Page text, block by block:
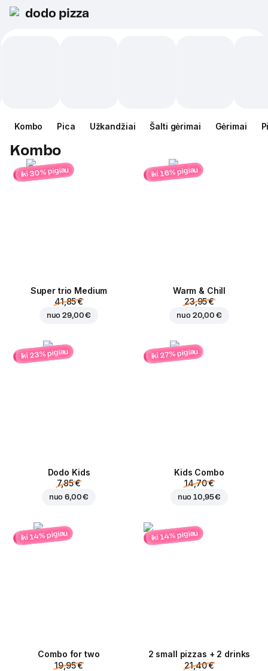
dodo pizza
Kombo Pica Užkandžiai Šalti gėrimai Gėrimai
Kombo
iki 30% pigiau
Super trio Medium
41,85 €
nuo29,00 €
iki 16% pigiau
Warm & Chill
23,95 €
nuo 20,00 €
iki 23% pigiau
Dodo Kids
7,85 €
nuo6,00 €
iki 27% pigiau
Kids Combo
14,70 €
nuo10,95 €
iki 14% pigiau
Combo for two
19,95 €
iki 14% pigiau
2 small pizzas + 2 drinks
21,40 €